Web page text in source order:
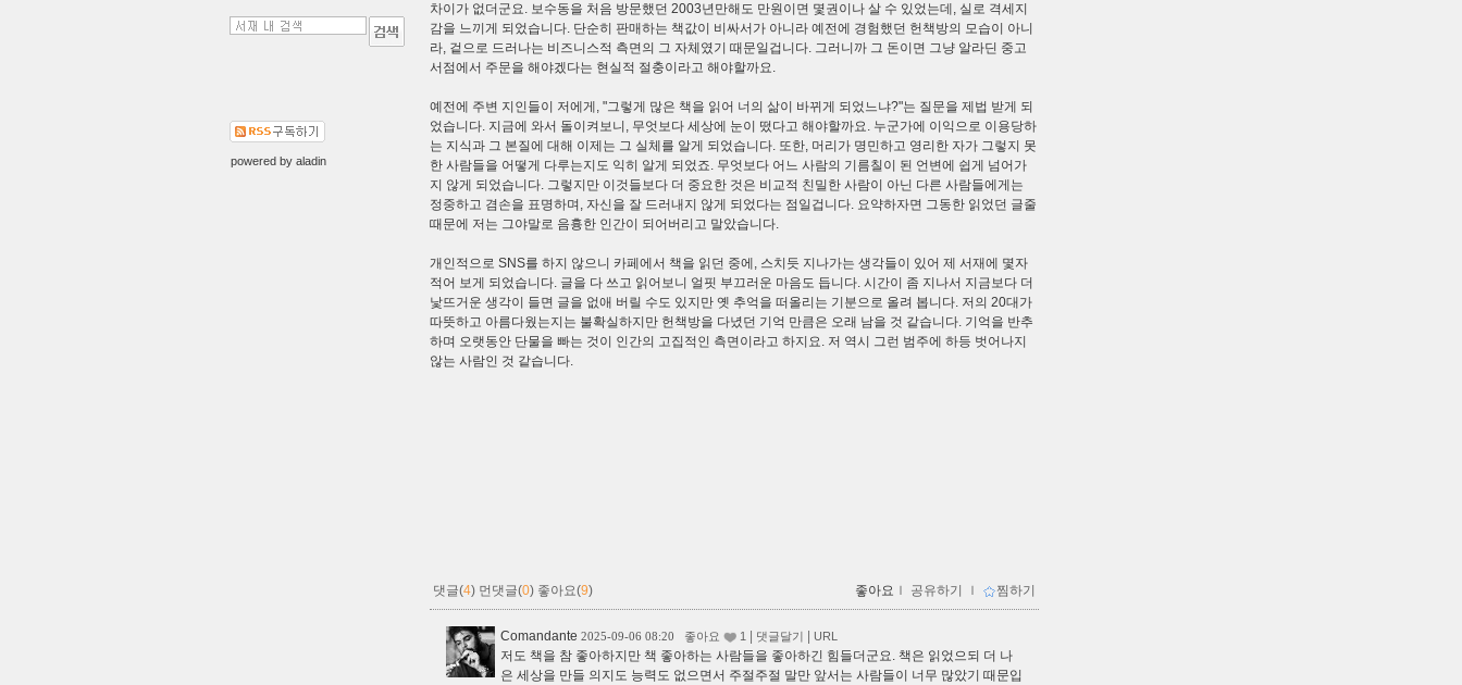
powered by aladin
차이가 없더군요. 보수동을 처음 방문했던 2003년만해도 만원이면 몇권이나 살 수 있었는데, 실로 격세지
감을 느끼게 되었습니다. 단순히 판매하는 책값이 비싸서가 아니라 예전에 경험했던 헌책방의 모습이 아니
라, 겉으로 드러나는 비즈니스적 측면의 그 자체였기 때문일겁니다. 그러니까 그 돈이면 그냥 알라딘 중고
서점에서 주문을 해야겠다는 현실적 절충이라고 해야할까요.
예전에 주변 지인들이 저에게, "그렇게 많은 책을 읽어 너의 삶이 바뀌게 되었느냐?"는 질문을 제법 받게 되
었습니다. 지금에 와서 돌이켜보니, 무엇보다 세상에 눈이 떴다고 해야할까요. 누군가에 이익으로 이용당하
는 지식과 그 본질에 대해 이제는 그 실체를 알게 되었습니다. 또한, 머리가 명민하고 영리한 자가 그렇지 못
한 사람들을 어떻게 다루는지도 익히 알게 되었죠. 무엇보다 어느 사람의 기름칠이 된 언변에 쉽게 넘어가
지 않게 되었습니다. 그렇지만 이것들보다 더 중요한 것은 비교적 친밀한 사람이 아닌 다른 사람들에게는
정중하고 겸손을 표명하며, 자신을 잘 드러내지 않게 되었다는 점일겁니다. 요약하자면 그동한 읽었던 글줄
때문에 저는 그야말로 음흉한 인간이 되어버리고 말았습니다.
개인적으로 SNS를 하지 않으니 카페에서 책을 읽던 중에, 스치듯 지나가는 생각들이 있어 제 서재에 몇자
적어 보게 되었습니다. 글을 다 쓰고 읽어보니 얼핏 부끄러운 마음도 듭니다. 시간이 좀 지나서 지금보다 더
낯뜨거운 생각이 들면 글을 없애 버릴 수도 있지만 옛 추억을 떠올리는 기분으로 올려 봅니다. 저의 20대가
따뜻하고 아름다웠는지는 불확실하지만 헌책방을 다녔던 기억 만큼은 오래 남을 것 같습니다. 기억을 반추
하며 오랫동안 단물을 빠는 것이 인간의 고집적인 측면이라고 하지요. 저 역시 그런 범주에 하등 벗어나지
않는 사람인 것 같습니다.
댓글(4) 먼댓글(0) 좋아요(9) 좋아요 ｌ 공유하기 ｌ 찜하기
Comandante 2025-09-06 08:20 좋아요 1 댓글달기 URL
저도 책을 참 좋아하지만 책 좋아하는 사람들을 좋아하긴 힘들더군요. 책은 읽었으되 더 나
은 세상을 만들 의지도 능력도 없으면서 주절주절 말만 앞서는 사람들이 너무 많았기 때문입